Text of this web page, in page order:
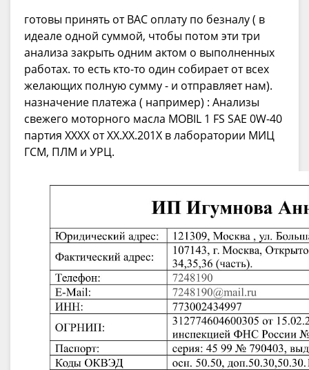
готовы принять от ВАС оплату по безналу ( в
идеале одной суммой, чтобы потом эти три
анализа закрыть одним актом о выполненных
работах. то есть кто-то один собирает от всех
желающих полную сумму - и отправляет нам).
назначение платежа ( например) : Анализы
свежего моторного масла MOBIL 1 FS SAE 0W-40
партия XXXX от XX.XX.201X в лаборатории МИЦ
ГСМ, ПЛМ и УРЦ.